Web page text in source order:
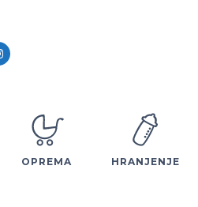
OPREMA HRANJENJE